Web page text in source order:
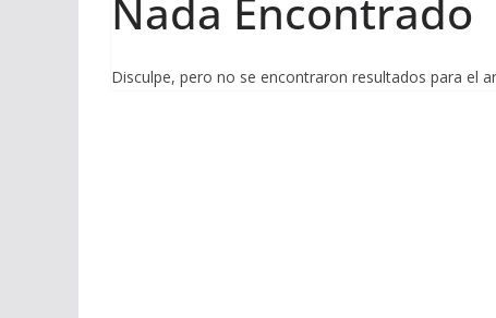
Nada Encontrado
Disculpe, pero no se encontraron resultados para el